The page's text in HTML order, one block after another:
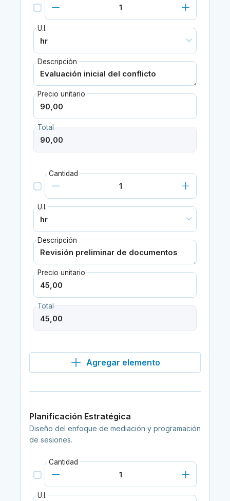
U.I.
Descripción
Precio unitario
Total
Cantidad
U.I.
Descripción
Precio unitario
Total
Agregar elemento
Planificación Estratégica
Diseño del enfoque de mediación y programación
de sesiones.
Cantidad
U.I.